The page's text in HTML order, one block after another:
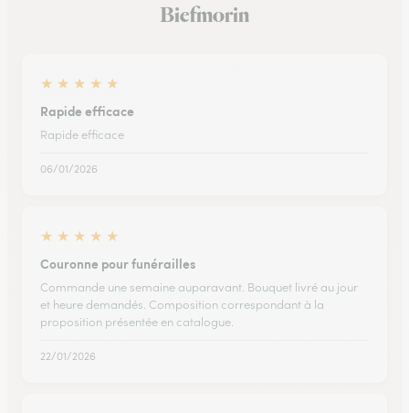
Biefmorin
★ ★ ★ ★ ★
Rapide efficace
Rapide efficace
06/01/2026
★ ★ ★ ★ ★
Couronne pour funérailles
Commande une semaine auparavant. Bouquet livré au jour
et heure demandés. Composition correspondant à la
proposition présentée en catalogue.
22/01/2026